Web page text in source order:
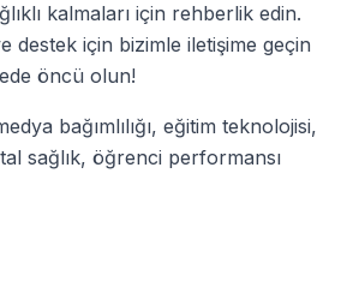
kalmaları için rehberlik edin.
destek için bizimle iletişime geçin
öncü olun!
bağımlılığı, eğitim teknolojisi,
sağlık, öğrenci performansı